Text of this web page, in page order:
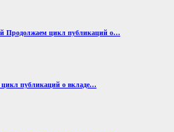
Продолжаем цикл публикаций о…
публикаций о вкладе…